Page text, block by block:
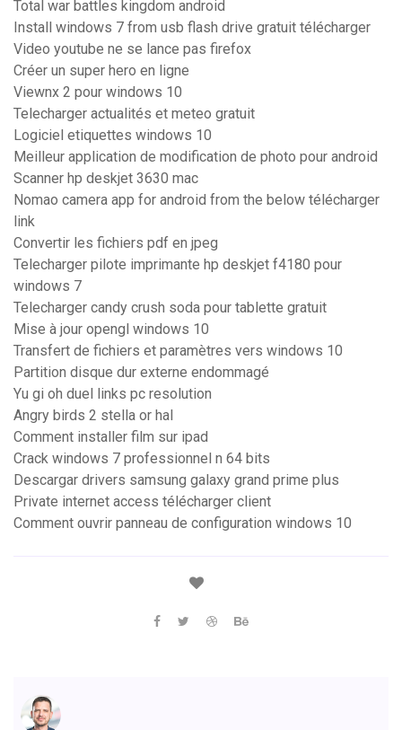
Total war battles kingdom android
Install windows 7 from usb flash drive gratuit télécharger
Video youtube ne se lance pas firefox
Créer un super hero en ligne
Viewnx 2 pour windows 10
Telecharger actualités et meteo gratuit
Logiciel etiquettes windows 10
Meilleur application de modification de photo pour android
Scanner hp deskjet 3630 mac
Nomao camera app for android from the below télécharger
link
Convertir les fichiers pdf en jpeg
Telecharger pilote imprimante hp deskjet f4180 pour
windows 7
Telecharger candy crush soda pour tablette gratuit
Mise à jour opengl windows 10
Transfert de fichiers et paramètres vers windows 10
Partition disque dur externe endommagé
Yu gi oh duel links pc resolution
Angry birds 2 stella or hal
Comment installer film sur ipad
Crack windows 7 professionnel n 64 bits
Descargar drivers samsung galaxy grand prime plus
Private internet access télécharger client
Comment ouvrir panneau de configuration windows 10